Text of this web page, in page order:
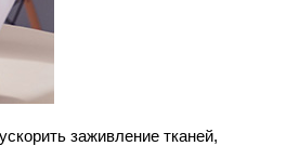
заживление тканей,